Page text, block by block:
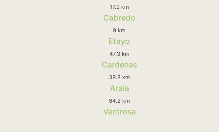
17.9 km
Cabredo
9 km
Etayo
47.3 km
Cardenas
38.8 km
Araia
64.2 km
Ventrosa